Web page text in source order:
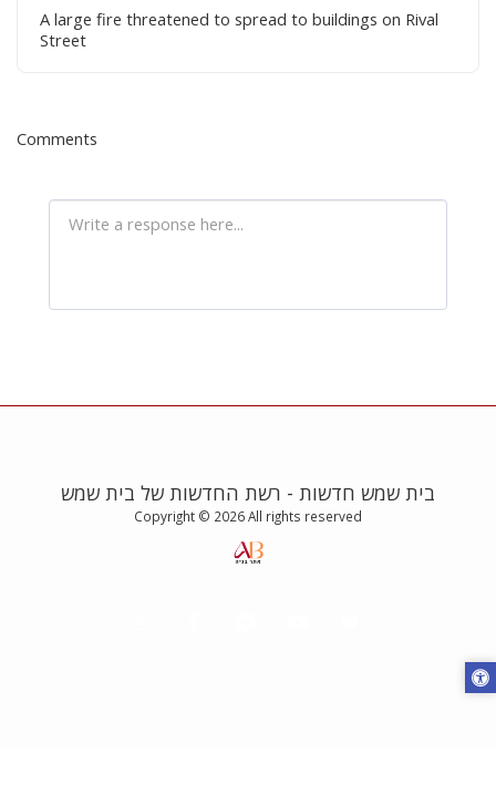
A large fire threatened to spread to buildings on Rival
Street
Comments
בית שמש חדשות - רשת החדשות של בית שמש
Copyright © 2026 All rights reserved